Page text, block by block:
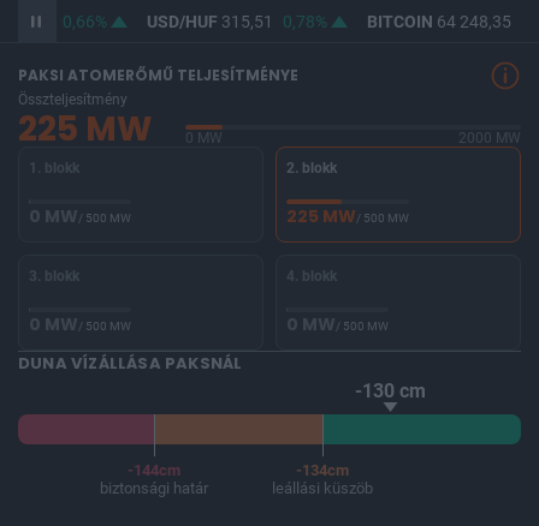
0,66% USD/HUF315,51 0,78% BITCOIN64 248,35
PAKSI ATOMERŐMŰ TELJESÍTMÉNYE
Összteljesítmény
225 MW 0 MW
2000 MW
1. blokk
0 MW/ 500 MW
2. blokk
225 MW/ 500 MW
3. blokk
0 MW/ 500 MW
4. blokk
0 MW/ 500 MW
DUNA VÍZÁLLÁSA PAKSNÁL
-130 cm
-144cm
biztonsági határ
-134cm
leállási küszöb